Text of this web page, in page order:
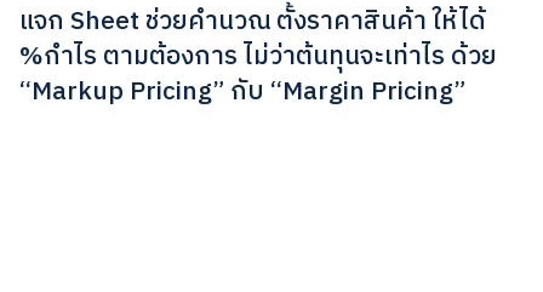
แจก Sheet ช่วยคำนวณ ตั้งราคาสินค้า ให้ได้
%กำไร ตามต้องการ ไม่ว่าต้นทุนจะเท่าไร ด้วย
“Markup Pricing” กับ “Margin Pricing”